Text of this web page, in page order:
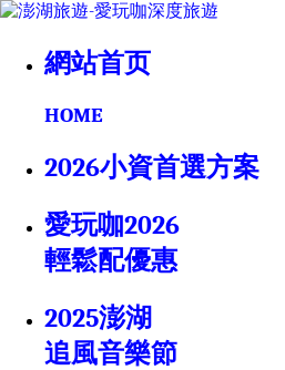
網站首页
HOME
2026小資首選方案
愛玩咖2026
輕鬆配優惠
2025澎湖
追風音樂節